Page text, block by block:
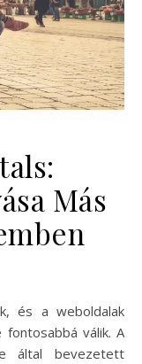
Más
válik. A
által bevezetett